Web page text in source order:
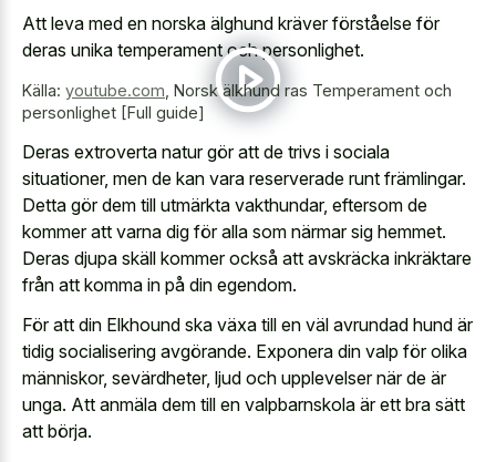
Att leva med en norska älghund kräver förståelse för
deras unika temperament och personlighet.
Källa: youtube.com Norsk älkhund ras Temperament och
personlighet [Full guide]
Deras extroverta natur gör att de trivs i sociala
situationer, men de kan vara reserverade runt främlingar.
Detta gör dem till utmärkta vakthundar, eftersom de
kommer att varna dig för alla som närmar sig hemmet.
Deras djupa skäll kommer också att avskräcka inkräktare
från att komma in på din egendom.
För att din Elkhound ska växa till en väl avrundad hund är
tidig socialisering avgörande. Exponera din valp för olika
människor, sevärdheter, ljud och upplevelser när de är
unga. Att anmäla dem till en valpbarnskola är ett bra sätt
att börja.